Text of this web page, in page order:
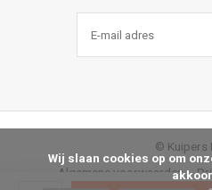
Algemene voorwaarden
© Kuipers